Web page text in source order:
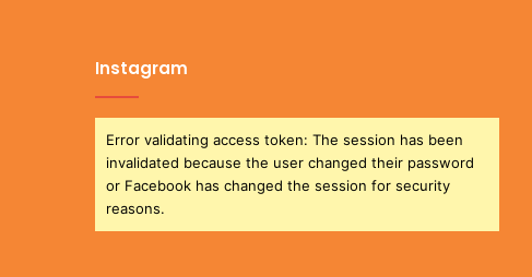
Instagram
Error validating access token: The session has been
invalidated because the user changed their password
or Facebook has changed the session for security
reasons.